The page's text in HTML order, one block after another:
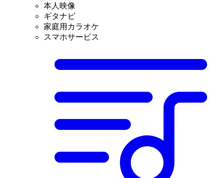
本人映像
ギタナビ
家庭用カラオケ
スマホサービス